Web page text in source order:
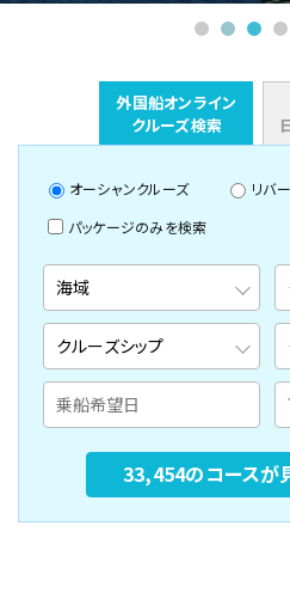
外国船オンライン
クルーズ検索
オーシャンクルーズ
リバ
パッケージのみを検索
33,454のコースが